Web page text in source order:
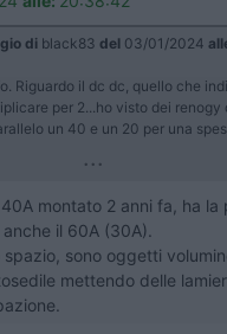
di black83 del 03/01/2024
Riguardo il dc dc, quello che
per 2...ho visto dei renogy
un 40 e un 20 per una
...
montato 2 anni fa, ha la
il 60A (30A).
sono oggetti
mettendo delle